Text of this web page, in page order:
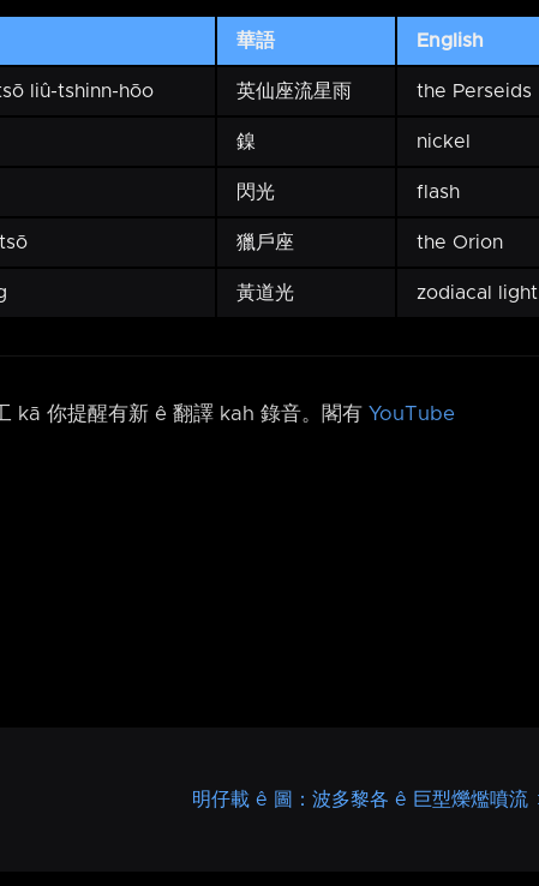
華語 English
liû-tshinn-hōo 英仙座流星雨 the Perseids
鎳 nickel
閃光 flash
獵戶座 the Orion
黃道光 zodiacal light
kā 你提醒有新 ê 翻譯 kah 錄音。閣有 YouTube
明仔載 ê 圖：波多黎各 ê 巨型爍爁噴流